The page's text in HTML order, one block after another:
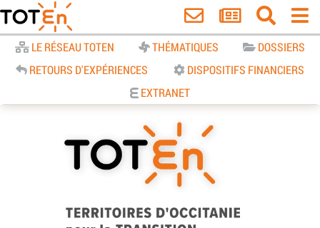
LE RÉSEAU TOTEN THÉMATIQUES
DOSSIERS
RETOURS D'EXPÉRIENCES
DISPOSITIFS FINANCIERS
EXTRANET